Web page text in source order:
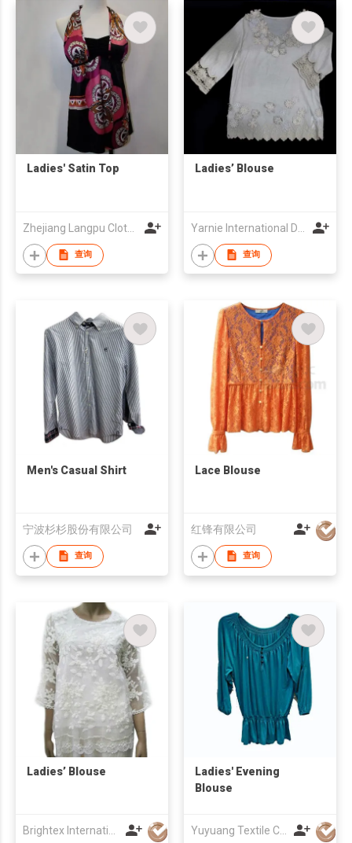
Ladies' Satin Top
Zhejiang Langpu Clothing Co., Ltd
查询
Ladies’ Blouse
查询
Men's Casual Shirt
宁波杉杉股份有限公司
查询
Lace Blouse
红锋有限公司
查询
Ladies’ Blouse
Ladies' Evening
Blouse